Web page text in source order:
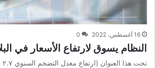
16 أغسطس، 2022 0
النظام يسوق لارتفاع الأسعار في